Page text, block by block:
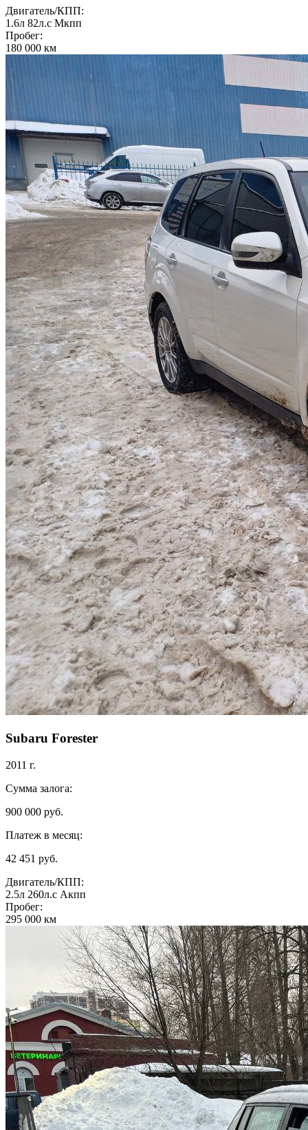
Двигатель/КПП:
1.6л 82л.с Мкпп
Пробег:
180 000 км
Subaru Forester
2011 г.
Сумма залога:
900 000 руб.
Платеж в месяц:
42 451 руб.
Двигатель/КПП:
2.5л 260л.с Акпп
Пробег:
295 000 км